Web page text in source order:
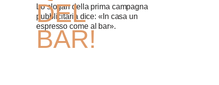
Lo slogan della prima campagna
pubblicitaria dice: «In casa un
espresso come al bar».
DEL
BAR!